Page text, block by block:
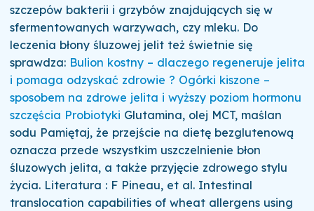
szczepów bakterii i grzybów znajdujących się w
sfermentowanych warzywach, czy mleku. Do
leczenia błony śluzowej jelit też świetnie się
sprawdza: Bulion kostny – dlaczego regeneruje jelita
i pomaga odzyskać zdrowie ? Ogórki kiszone –
sposobem na zdrowe jelita i wyższy poziom hormonu
szczęścia Probiotyki Glutamina, olej MCT, maślan
sodu Pamiętaj, że przejście na dietę bezglutenową
oznacza przede wszystkim uszczelnienie błon
śluzowych jelita, a także przyjęcie zdrowego stylu
życia. Literatura : F Pineau, et al. Intestinal
translocation capabilities of wheat allergens using